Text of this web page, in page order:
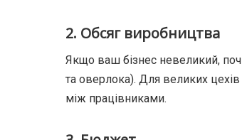
2. Обсяг виробництва
Якщо ваш бізнес невеликий,
та оверлока). Для великих
між працівниками.